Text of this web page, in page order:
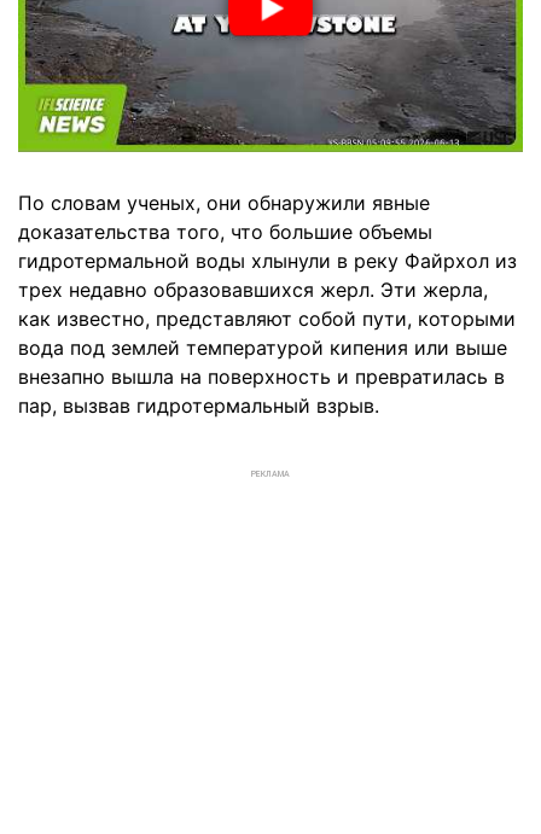
По словам ученых, они обнаружили явные
доказательства того, что большие объемы
гидротермальной воды хлынули в реку Файрхол из
трех недавно образовавшихся жерл. Эти жерла,
как известно, представляют собой пути, которыми
вода под землей температурой кипения или выше
внезапно вышла на поверхность и превратилась в
пар, вызвав гидротермальный взрыв.
РЕКЛАМА